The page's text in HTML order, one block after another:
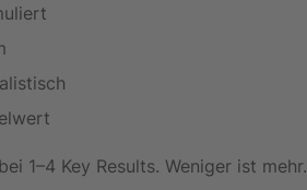
1–4 Key Results. Weniger ist mehr.